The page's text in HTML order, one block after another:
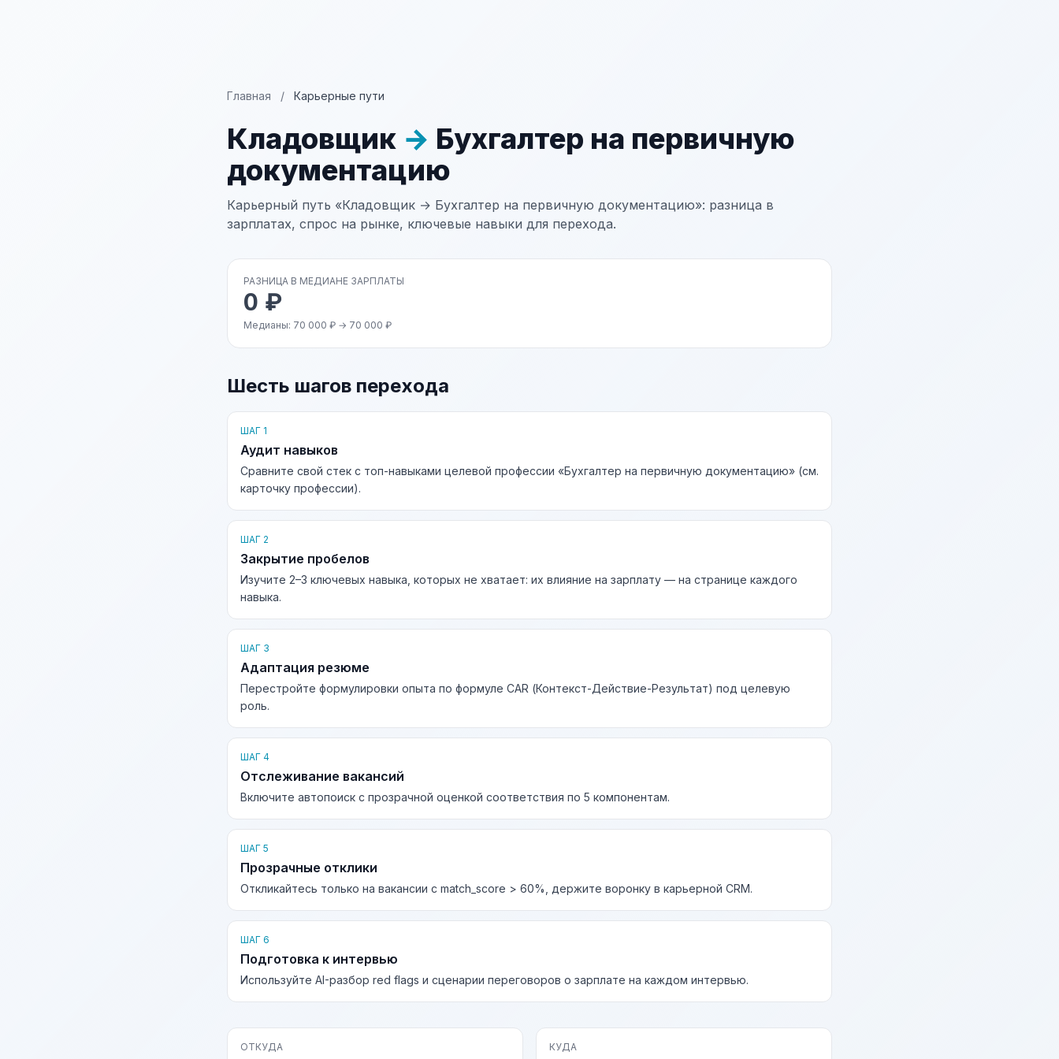
Главная / Карьерные пути
Кладовщик → Бухгалтер на первичную
документацию
Карьерный путь «Кладовщик → Бухгалтер на первичную документацию»: разница в
зарплатах, спрос на рынке, ключевые навыки для перехода.
РАЗНИЦА В МЕДИАНЕ ЗАРПЛАТЫ
0 ₽
Медианы: 70 000 ₽ → 70 000 ₽
Шесть шагов перехода
ШАГ 1
Аудит навыков
Сравните свой стек с топ-навыками целевой профессии «Бухгалтер на первичную документацию» (см.
карточку профессии).
ШАГ 2
Закрытие пробелов
Изучите 2–3 ключевых навыка, которых не хватает: их влияние на зарплату — на странице каждого
навыка.
ШАГ 3
Адаптация резюме
Перестройте формулировки опыта по формуле CAR (Контекст-Действие-Результат) под целевую
роль.
ШАГ 4
Отслеживание вакансий
Включите автопоиск с прозрачной оценкой соответствия по 5 компонентам.
ШАГ 5
Прозрачные отклики
Откликайтесь только на вакансии с match_score > 60%, держите воронку в карьерной CRM.
ШАГ 6
Подготовка к интервью
Используйте AI-разбор red flags и сценарии переговоров о зарплате на каждом интервью.
ОТКУДА КУДА